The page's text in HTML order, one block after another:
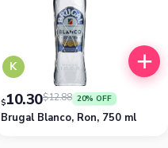
K
Brugal Blanco, Ron, 750 ml
$12.88
$10.30 20% OFF